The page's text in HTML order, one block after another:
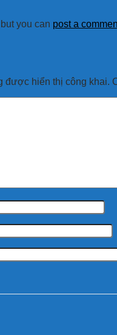
you can post a
được hiển thị công khai.